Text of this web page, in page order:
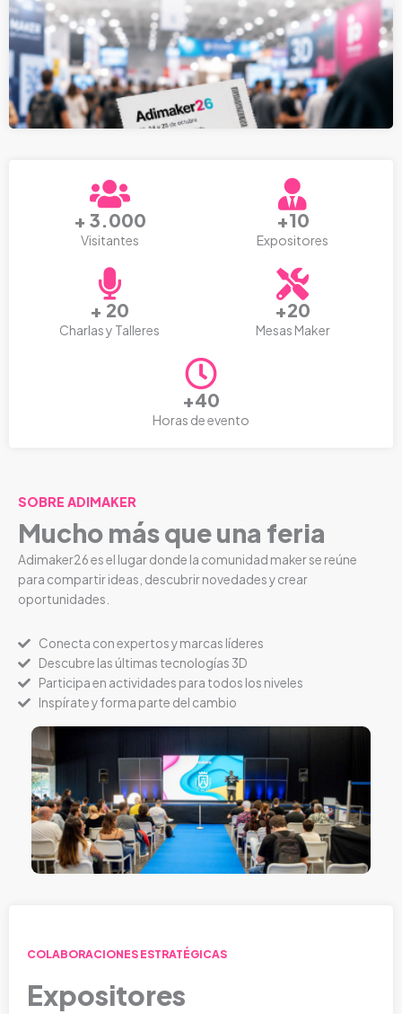
+ 3.000
Visitantes
+10
Expositores
+ 20
Charlas y Talleres
+20
Mesas Maker
+40
Horas de evento
SOBRE ADIMAKER
Mucho más que una feria
Adimaker26 es el lugar donde la comunidad maker se reúne
para compartir ideas, descubrir novedades y crear
oportunidades.
Conecta con expertos y marcas líderes
Descubre las últimas tecnologías 3D
Participa en actividades para todos los niveles
Inspírate y forma parte del cambio
COLABORACIONES ESTRATÉGICAS
Expositores